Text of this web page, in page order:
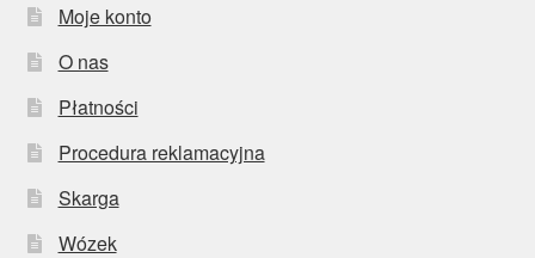
Moje konto
O nas
Płatności
Procedura reklamacyjna
Skarga
Wózek